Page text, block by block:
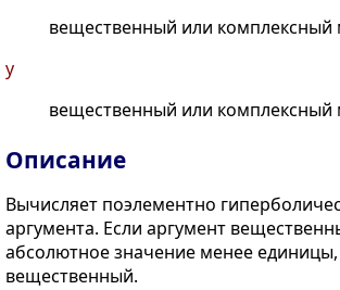
вещественный или комплексный
y
вещественный или комплексный
Описание
Вычисляет поэлементно
аргумента. Если аргумент
абсолютное значение менее единицы,
вещественный.